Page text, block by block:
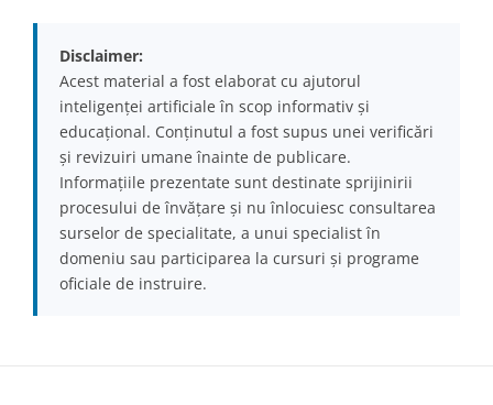
Disclaimer:
Acest material a fost elaborat cu ajutorul
inteligenței artificiale în scop informativ și
educațional. Conținutul a fost supus unei verificări
și revizuiri umane înainte de publicare.
Informațiile prezentate sunt destinate sprijinirii
procesului de învățare și nu înlocuiesc consultarea
surselor de specialitate, a unui specialist în
domeniu sau participarea la cursuri și programe
oficiale de instruire.